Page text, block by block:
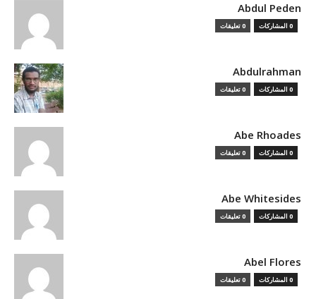
Abdul Peden
0 المشاركات 0 تعليقات
Abdulrahman
0 المشاركات 0 تعليقات
Abe Rhoades
0 المشاركات 0 تعليقات
Abe Whitesides
0 المشاركات 0 تعليقات
Abel Flores
0 المشاركات 0 تعليقات